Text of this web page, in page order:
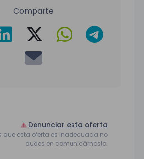
Comparte
Denunciar esta oferta
que esta oferta es inadecuada no
dudes en comunicárnoslo.